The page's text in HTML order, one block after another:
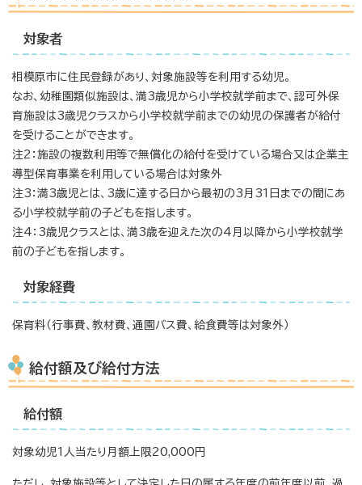
対象者
相模原市に住民登録があり、対象施設等を利用する幼児。
なお、幼稚園類似施設は、満3歳児から小学校就学前まで、認可外保
育施設は3歳児クラスから小学校就学前までの幼児の保護者が給付
を受けることができます。
注2：施設の複数利用等で無償化の給付を受けている場合又は企業主
導型保育事業を利用している場合は対象外
注3：満3歳児とは、3歳に達する日から最初の3月31日までの間にあ
る小学校就学前の子どもを指します。
注4：3歳児クラスとは、満3歳を迎えた次の4月以降から小学校就学
前の子どもを指します。
対象経費
保育料（行事費、教材費、通園バス費、給食費等は対象外）
給付額及び給付方法
給付額
対象幼児1人当たり月額上限20,000円